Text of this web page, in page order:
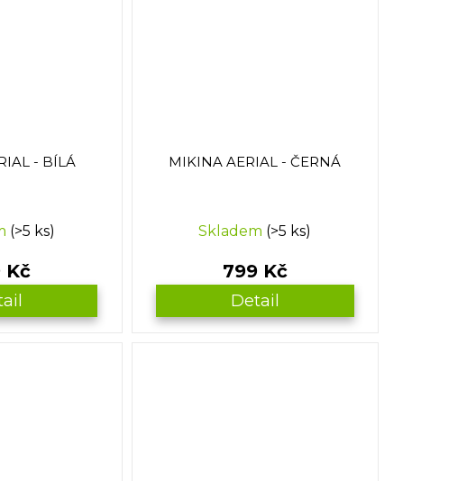
- BÍLÁ
(>5 ks)
Kč
MIKINA AERIAL - ČERNÁ
Skladem (>5 ks)
799 Kč
Detail